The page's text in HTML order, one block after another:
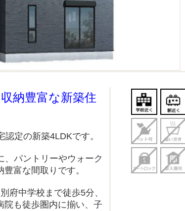
納豊富な新築住
定の新築4LDKです。
、パントリーやウォーク
富な間取りです。
府中学校まで徒歩5分、
院も徒歩圏内に揃い、子